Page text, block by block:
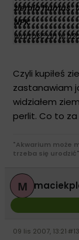
ziemia humus ,
NPK
wartość ph w
Czyli kupiłeś
zastanawiam
widziałem
perlit. Co to
"Akwarium może
trzeba się urodzić"
M
09 lis 2007, 13:21#13